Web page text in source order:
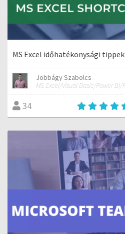
MS Excel időhatékonysági tippek
Jobbágy Szabolcs
34